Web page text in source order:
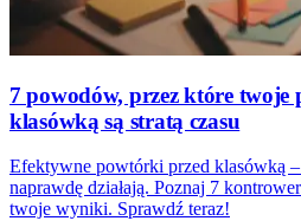
7 powodów, przez które twoje
klasówką są stratą czasu
Efektywne powtórki przed klasówką
naprawdę działają. Poznaj 7
twoje wyniki. Sprawdź teraz!